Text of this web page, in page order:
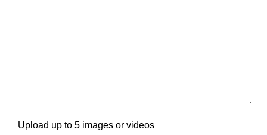
Upload up to 5 images or videos